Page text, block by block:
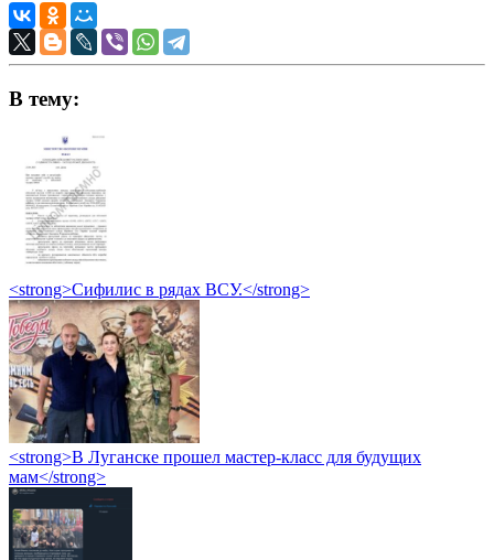
В тему:
<strong>Сифилис в рядах ВСУ.</strong>
<strong>В Луганске прошел мастер-класс для будущих
мам</strong>